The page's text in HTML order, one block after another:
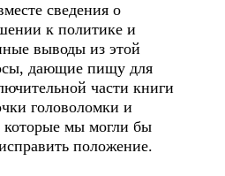
сведения о
к политике и
выводы из этой
дающие пищу для
части книги
головоломки и
которые мы могли бы
положение.